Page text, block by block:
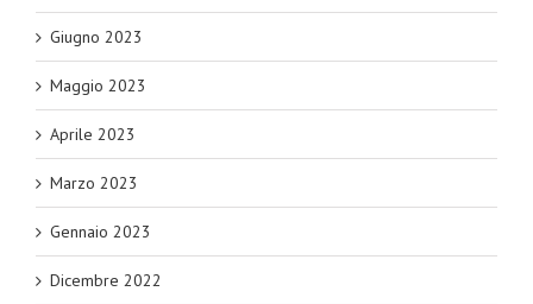
Giugno 2023
Maggio 2023
Aprile 2023
Marzo 2023
Gennaio 2023
Dicembre 2022